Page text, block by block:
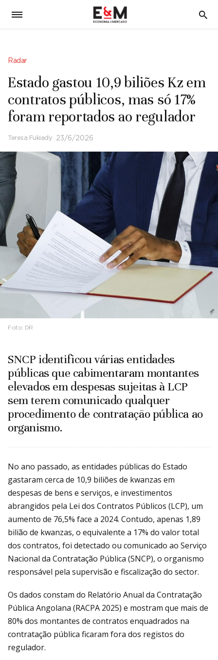
5
Radar
Estado gastou 10,9 biliões Kz em
contratos públicos, mas só 17%
foram reportados ao regulador
Teresa Fukiady 23/6/2026
Foto: DR
SNCP identificou várias entidades
públicas que cabimentaram montantes
elevados em despesas sujeitas à LCP
sem terem comunicado qualquer
procedimento de contratação pública ao
organismo.
No ano passado, as entidades públicas do Estado
gastaram cerca de 10,9 biliões de kwanzas em
despesas de bens e serviços, e investimentos
abrangidos pela Lei dos Contratos Públicos (LCP), um
aumento de 76,5% face a 2024. Contudo, apenas 1,89
bilião de kwanzas, o equivalente a 17% do valor total
dos contratos, foi detectado ou comunicado ao Serviço
Nacional da Contratação Pública (SNCP), o organismo
responsável pela supervisão e fiscalização do sector.
Os dados constam do Relatório Anual da Contratação
Pública Angolana (RACPA 2025) e mostram que mais de
80% dos montantes de contratos enquadrados na
contratação pública ficaram fora dos registos do
regulador.